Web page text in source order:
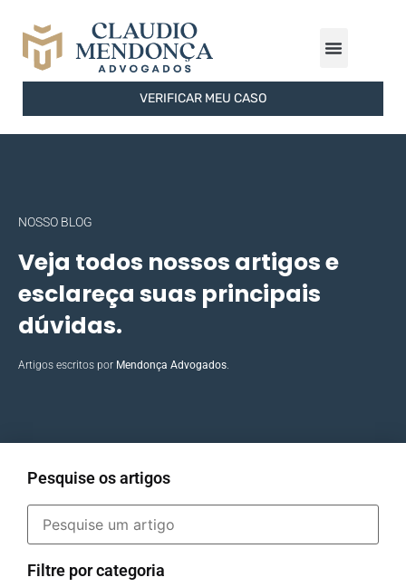
VERIFICAR MEU CASO
NOSSO BLOG
Veja todos nossos artigos e
esclareça suas principais
dúvidas.
Artigos escritos por Mendonça Advogados.
Pesquise os artigos
Filtre por categoria